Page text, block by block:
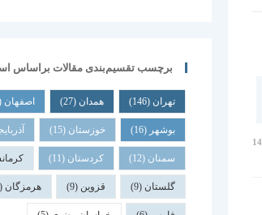
برچسب تقسیم‌بندی مقالات براساس
تهران (146) همدان (27) اصفهان
بوشهر (16) خوزستان (15)
سمنان (12) کردستان (11)
گلستان (9) قزوین (9) هرمزگان (8)